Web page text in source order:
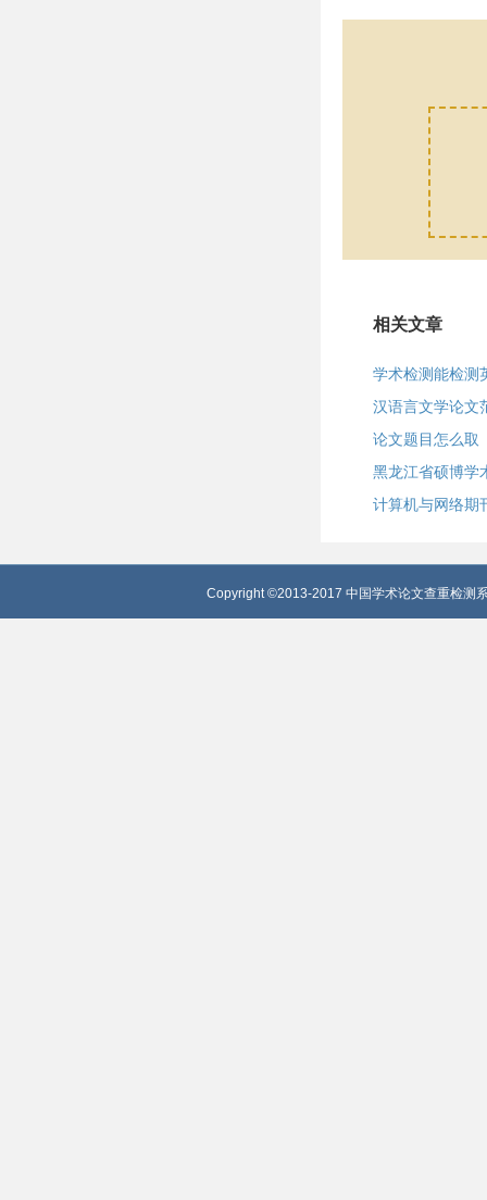
相关文章
学术检测能检测
汉语言文学论文
论文题目怎么取
黑龙江省硕博学
计算机与网络期
Copyright ©2013-2017 中国学术论文查重检